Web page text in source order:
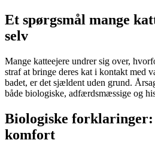
Et spørgsmål mange
selv
Mange katteejere undrer sig over,
straf at bringe deres kat i kontakt med
badet, er det sjældent uden grund.
både biologiske, adfærdsmæssige og
Biologiske forklaringer:
komfort